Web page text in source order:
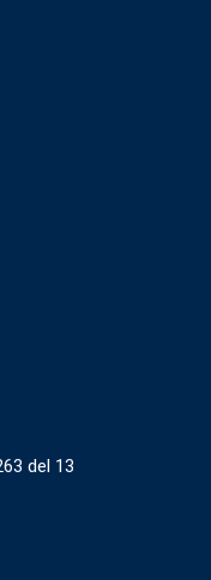
del 13